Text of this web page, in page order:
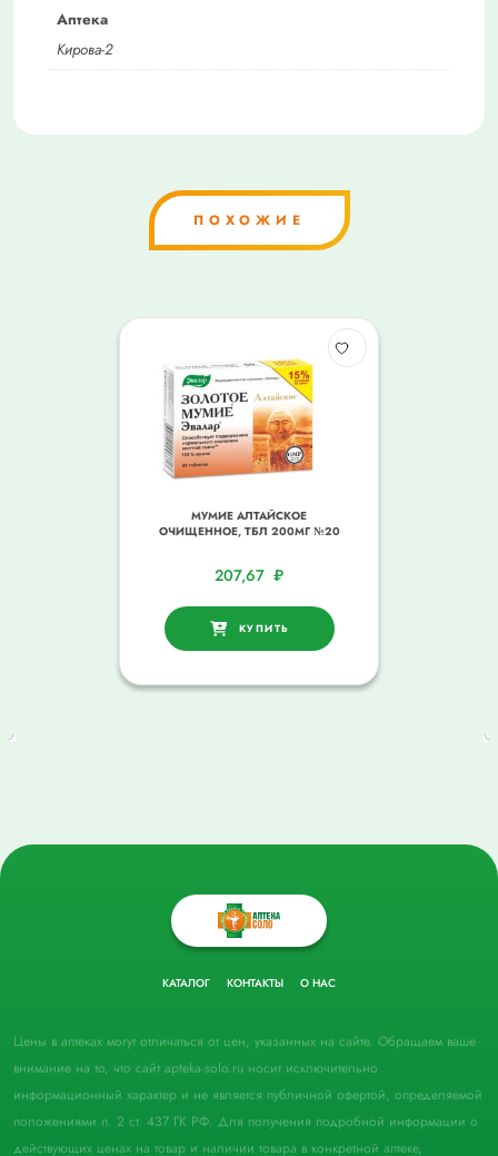
Аптека
Кирова-2
ПОХОЖИЕ
МУМИЕ АЛТАЙСКОЕ
ОЧИЩЕННОЕ, ТБЛ 200МГ №20
207,67 ₽
КУПИТЬ
КАТАЛОГ КОНТАКТЫ О НАС
Цены в аптеках могут отличаться от цен, указанных на сайте. Обращаем ваше
внимание на то, что сайт apteka-solo.ru носит исключительно
информационный характер и не является публичной офертой, определяемой
положениями п. 2 ст. 437 ГК РФ. Для получения подробной информации о
действующих ценах на товар и наличии товара в конкретной аптеке,